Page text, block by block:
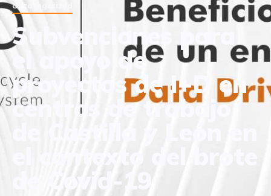
Uncategorized
Subvenciones para
el apoyo de
proyectos de I+D en
centros de trabajo
el contexto del brote
de Covid-19